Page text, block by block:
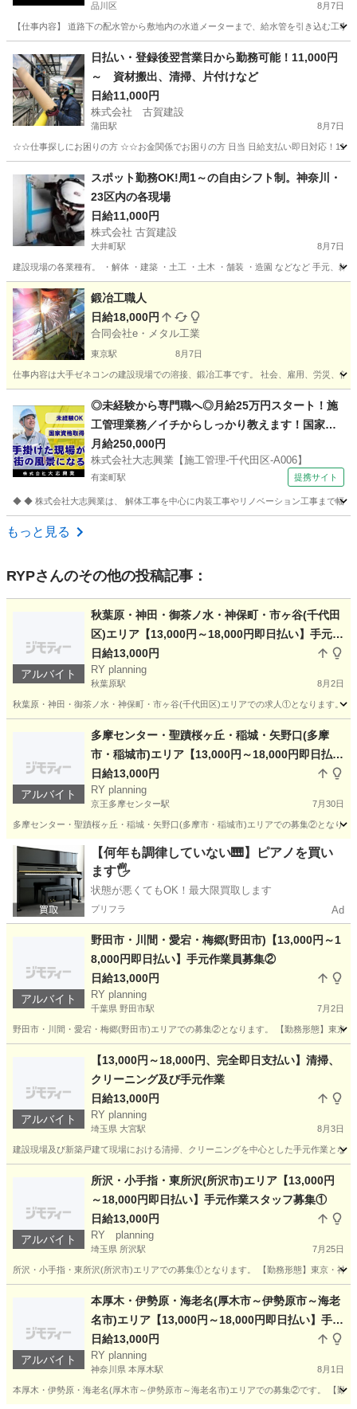
品川区 8月7日
【仕事内容】 道路下の配水管から敷地内の水道メーターまで、給水管を引き込む工
大工 大型
日払い・登録後翌営業日から勤務可能！11,000円
～ 資材搬出、清掃、片付けなど
日給11,000円
株式会社 古賀建設
蒲田駅 8月7日
☆☆仕事探しにお困りの方 ☆☆お金関係でお困りの方 日当 日給支払い即日対応！
蒲田駅 建築 スポット
スポット勤務OK!周1～の自由シフト制。神奈川・
23区内の各現場
日給11,000円
株式会社 古賀建設
大井町駅 8月7日
建設現場の各業種有。 ・解体 ・建築 ・土工 ・土木 ・舗装 ・造園 などなど 手元、
東京 品川区 大井町駅
鍛冶工職人
日給18,000円
合同会社e・メタル工業
東京駅 8月7日
仕事内容は大手ゼネコンの建設現場での溶接、鍛冶工事です。 社会、雇用、労災、
東京駅 加工 鍛冶
◎未経験から専門職へ◎月給25万円スタート！施
工管理業務／イチからしっかり教えます！国家資
格取得支援あり！ 株式会社大志興業【施工管理-千
代田区-A006】 建築・造園スタッフ
月給250,000円
株式会社大志興業【施工管理-千代田区-A006】
有楽町駅 提携サイト
◆ ◆ 株式会社大志興業は、 解体工事を中心に内装工事やリノベーション工事まで幅
東京 千代田区
もっと見る
RYPさんのその他の投稿記事：
アルバイト
秋葉原・神田・御茶ノ水・神保町・市ヶ谷(千代田
区)エリア【13,000円～18,000円即日払い】手元作
業員募集①
日給13,000円
RY planning
秋葉原駅 8月2日
秋葉原・神田・御茶ノ水・神保町・市ヶ谷(千代田区)エリアでの求人①となります。
秋葉原駅 その他
アルバイト
多摩センター・聖蹟桜ヶ丘・稲城・矢野口(多摩
市・稲城市)エリア【13,000円～18,000円即日払
い】手元作業員募集②
日給13,000円
RY planning
京王多摩センター駅 7月30日
多摩センター・聖蹟桜ヶ丘・稲城・矢野口(多摩市・稲城市)エリアでの募集②となり
東京 多摩市 京王多摩センター駅 その他 職長
【何年も調律していない🎹】ピアノを買い
ます🖐️
状態が悪くてもOK！最大限買取します
プリフラ Ad
アルバイト
野田市・川間・愛宕・梅郷(野田市)【13,000円～1
8,000円即日払い】手元作業員募集②
日給13,000円
RY planning
千葉県 野田市駅 7月2日
野田市・川間・愛宕・梅郷(野田市)エリアでの募集②となります。 【勤務形態】東京
職長
アルバイト
【13,000円～18,000円、完全即日支払い】清掃、
クリーニング及び手元作業
日給13,000円
RY planning
埼玉県 大宮駅 8月3日
建設現場及び新築戸建て現場における清掃、クリーニングを中心とした手元作業とな
さいたま市 大宮駅 その他 手元
アルバイト
所沢・小手指・東所沢(所沢市)エリア【13,000円
～18,000円即日払い】手元作業スタッフ募集①
日給13,000円
RY planning
埼玉県 所沢駅 7月25日
所沢・小手指・東所沢(所沢市)エリアでの募集①となります。 【勤務形態】東京・神
所沢駅 その他 スタッフ
アルバイト
本厚木・伊勢原・海老名(厚木市～伊勢原市～海老
名市)エリア【13,000円～18,000円即日払い】手元
作業員募集②
日給13,000円
RY planning
神奈川県 本厚木駅 8月1日
本厚木・伊勢原・海老名(厚木市～伊勢原市～海老名市)エリアでの募集②です。 【勤